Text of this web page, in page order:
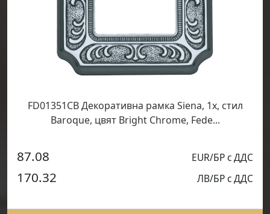
FD01351CB Декоративна рамка Siena, 1х, стил
Baroque, цвят Bright Chrome, Fede...
87.08 EUR/БР с ДДС
170.32 ЛВ/БР с ДДС